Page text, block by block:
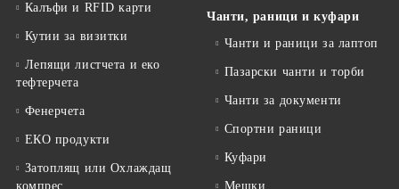
Калъфи и RFID карти
Кутии за визитки
Лепящи листчета и еко
тефтeрчета
Фенерчета
ЕКО продукти
Затоплящ или Охлаждащ
компрес
Чанти, раници и куфари
Чанти и раници за лаптоп
Пазарски чанти и торби
Чанти за документи
Спортни раници
Куфари
Мешки